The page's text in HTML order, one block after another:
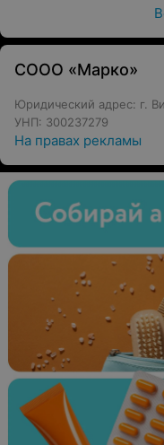
СООО «Марко»
Юридический адрес: г.
УНП: 300237279
На правах рекламы